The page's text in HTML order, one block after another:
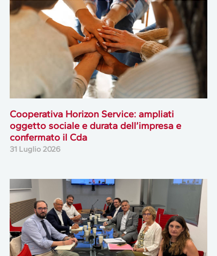
Cooperativa Horizon Service: ampliati
oggetto sociale e durata dell’impresa e
confermato il Cda
31 Luglio 2026